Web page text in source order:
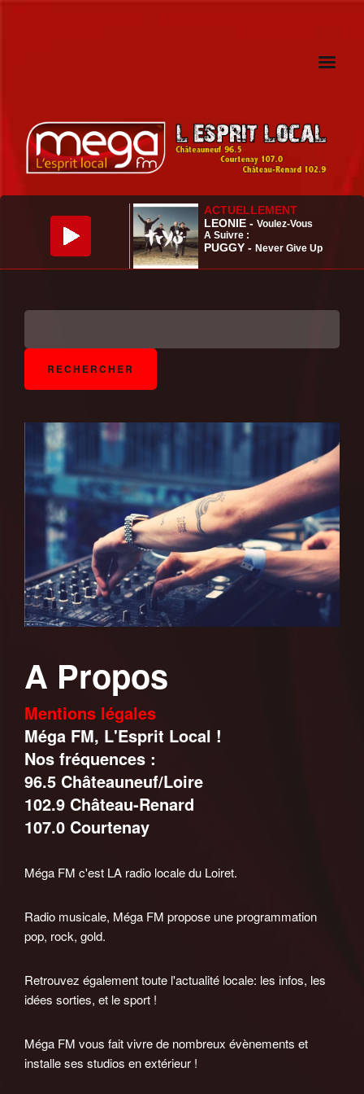
A Propos
Mentions légales
Méga FM, L'Esprit Local !
Nos fréquences :
96.5 Châteauneuf/Loire
102.9 Château-Renard
107.0 Courtenay
Méga FM c'est LA radio locale du Loiret.
Radio musicale, Méga FM propose une programmation
pop, rock, gold.
Retrouvez également toute l'actualité locale: les infos, les
idées sorties, et le sport !
Méga FM vous fait vivre de nombreux évènements et
installe ses studios en extérieur !